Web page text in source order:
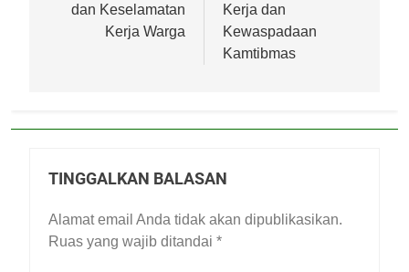
dan Keselamatan
Kerja Warga
Kerja dan
Kewaspadaan
Kamtibmas
TINGGALKAN BALASAN
Alamat email Anda tidak akan dipublikasikan.
Ruas yang wajib ditandai *